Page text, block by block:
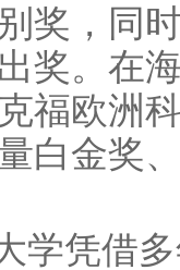
奖，同
奖。在
福欧洲
白金奖
学凭借